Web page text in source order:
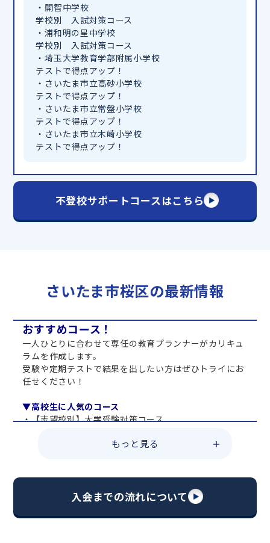
・開智中学校
学校別 入試対策コース
・浦和明の星中学校
学校別 入試対策コース
・埼玉大学教育学部附属小学校
テストで得点アップ！
・さいたま市立高砂小学校
テストで得点アップ！
・さいたま市立常盤小学校
テストで得点アップ！
・さいたま市立木崎小学校
テストで得点アップ！
不登校サポートコースはこちら
さいたま市桜区の最新情報
おすすめコース！
一人ひとりに合わせて専任の教育プランナーがカリキュ
ラムを作成します。
受験や定期テストで結果を出したい方はぜひトライにお
任せください！
▼高校生に人気のコース
・【志望校別】大学受験対策コース
・総合型選抜直前対策コース
・【志望校別】公立・私立高校受験対策コース
もっと見る
入会までの流れについて